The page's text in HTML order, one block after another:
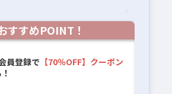
すすめPOINT！
員登録で 【70％OFF】クーポン